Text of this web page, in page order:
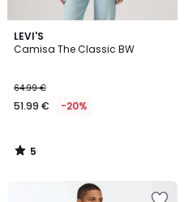
LEVI'S
Camisa The Classic BW
64.99 €
51.99 € -20%
5
/
5
/